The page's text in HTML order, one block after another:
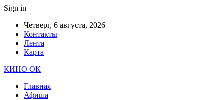
Sign in
Четверг, 6 августа, 2026
Контакты
Лента
Карта
КИНО ОК
Главная
Афиша